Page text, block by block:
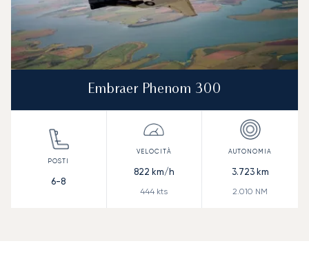
Embraer Phenom 300
6-8
822 km/h
444 kts
3.723km
2.010 NM